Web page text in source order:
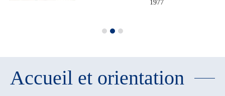
1977
Accueil et orientation